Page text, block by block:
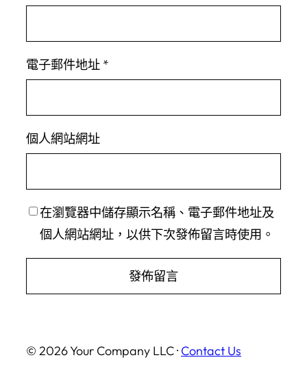
電子郵件地址 *
個人網站網址
在瀏覽器中儲存顯示名稱、電子郵件地址及
個人網站網址，以供下次發佈留言時使用。
© 2026 Your Company LLC · Contact Us